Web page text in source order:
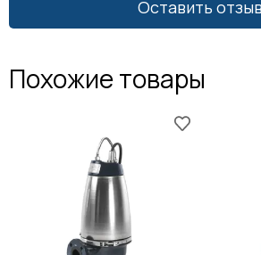
Оставить отзыв
Похожие товары